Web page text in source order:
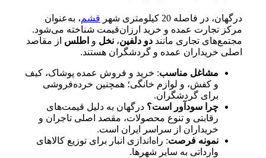
درگهان، در فاصله 20 کیلومتری شهر قشم، به‌عنوان
مرکز تجارت عمده و خرید ارزان‌قیمت شناخته می‌شود.
مجتمع‌های تجاری مانند دو دلفین، نخل و اطلس از مقاصد
اصلی خریداران عمده و گردشگران هستند.
مشاغل مناسب: خرید و فروش عمده پوشاک، کیف
و کفش، و لوازم خانگی؛ همچنین خرده‌فروشی
برای گردشگران.
چرا سودآور است؟ درگهان به دلیل قیمت‌های
رقابتی و تنوع محصولات، مقصد اصلی تاجران و
خریداران از سراسر ایران است.
نمونه فرصت: راه‌اندازی انبار برای توزیع کالاهای
وارداتی به سایر شهرها.